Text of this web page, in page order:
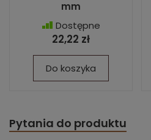
mm
Dostępne
22,22 zł
Do koszyka
Pytania do produktu